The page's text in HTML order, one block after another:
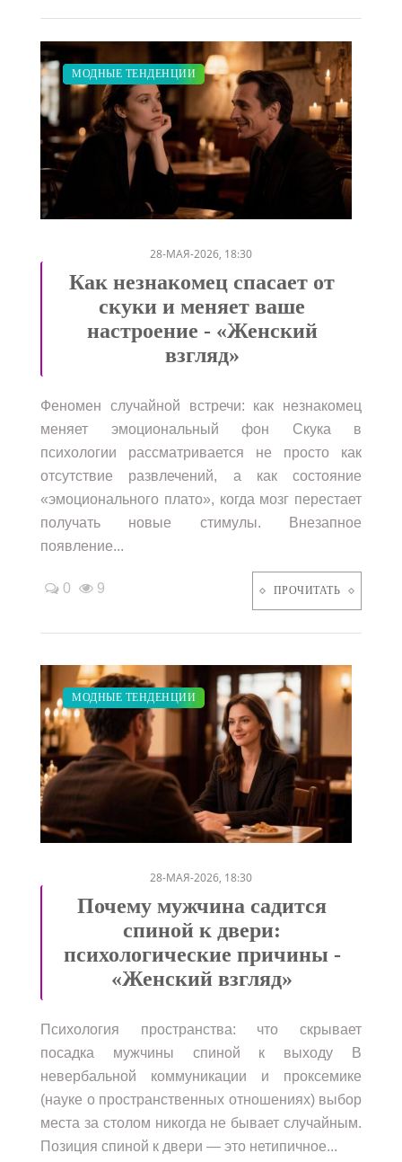
СВАДЬБА
/
ДИЕТА
/
ПОКАЗЫ
ЗАКУПКИ ПО МОДЕ
МОДНЫЕ ТЕНДЕНЦИИ
28-МАЯ-2026, 18:30
Как незнакомец спасает от
скуки и меняет ваше
настроение - «Женский
взгляд»
Феномен случайной встречи: как незнакомец
меняет эмоциональный фон Скука в
психологии рассматривается не просто как
отсутствие развлечений, а как состояние
«эмоционального плато», когда мозг перестает
получать новые стимулы. Внезапное
появление...
0 9 ПРОЧИТАТЬ
ЗАКУПКИ ПО МОДЕ
/
ДИЕТА
/
СВАДЬБА
/
ПОКАЗЫ
/
МОДНЫЕ ТЕНДЕНЦИИ
28-МАЯ-2026, 18:30
Почему мужчина садится
спиной к двери:
психологические причины -
«Женский взгляд»
Психология пространства: что скрывает
посадка мужчины спиной к выходу В
невербальной коммуникации и проксемике
(науке о пространственных отношениях) выбор
места за столом никогда не бывает случайным.
Позиция спиной к двери — это нетипичное...